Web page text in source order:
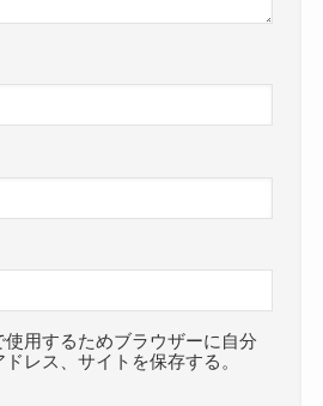
使用するためブラウザーに自分
レス、サイトを保存する。